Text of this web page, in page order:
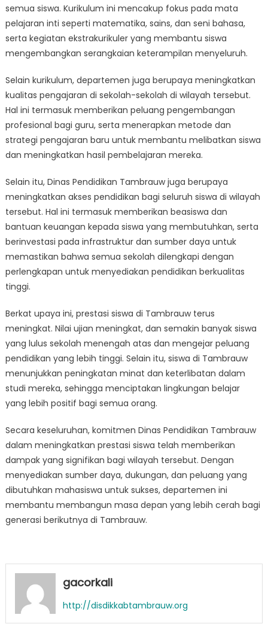
semua siswa. Kurikulum ini mencakup fokus pada mata
pelajaran inti seperti matematika, sains, dan seni bahasa,
serta kegiatan ekstrakurikuler yang membantu siswa
mengembangkan serangkaian keterampilan menyeluruh.
Selain kurikulum, departemen juga berupaya meningkatkan
kualitas pengajaran di sekolah-sekolah di wilayah tersebut.
Hal ini termasuk memberikan peluang pengembangan
profesional bagi guru, serta menerapkan metode dan
strategi pengajaran baru untuk membantu melibatkan siswa
dan meningkatkan hasil pembelajaran mereka.
Selain itu, Dinas Pendidikan Tambrauw juga berupaya
meningkatkan akses pendidikan bagi seluruh siswa di wilayah
tersebut. Hal ini termasuk memberikan beasiswa dan
bantuan keuangan kepada siswa yang membutuhkan, serta
berinvestasi pada infrastruktur dan sumber daya untuk
memastikan bahwa semua sekolah dilengkapi dengan
perlengkapan untuk menyediakan pendidikan berkualitas
tinggi.
Berkat upaya ini, prestasi siswa di Tambrauw terus
meningkat. Nilai ujian meningkat, dan semakin banyak siswa
yang lulus sekolah menengah atas dan mengejar peluang
pendidikan yang lebih tinggi. Selain itu, siswa di Tambrauw
menunjukkan peningkatan minat dan keterlibatan dalam
studi mereka, sehingga menciptakan lingkungan belajar
yang lebih positif bagi semua orang.
Secara keseluruhan, komitmen Dinas Pendidikan Tambrauw
dalam meningkatkan prestasi siswa telah memberikan
dampak yang signifikan bagi wilayah tersebut. Dengan
menyediakan sumber daya, dukungan, dan peluang yang
dibutuhkan mahasiswa untuk sukses, departemen ini
membantu membangun masa depan yang lebih cerah bagi
generasi berikutnya di Tambrauw.
gacorkali
http://disdikkabtambrauw.org